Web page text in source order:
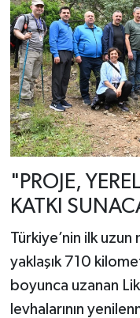
"PROJE,
KATKI
Türkiye’nin ilk
yaklaşık 710
boyunca uzanan
levhalarının